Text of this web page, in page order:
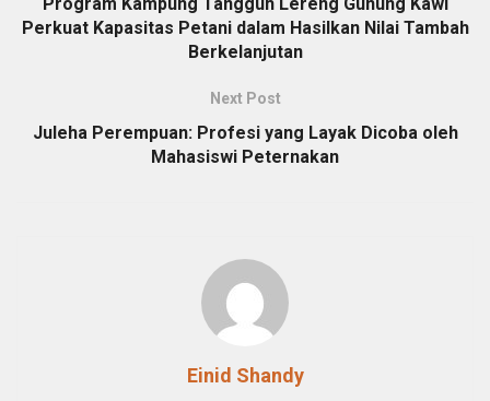
Perkuat Kapasitas Petani dalam Hasilkan Nilai Tambah
Berkelanjutan
Next Post
Juleha Perempuan: Profesi yang Layak Dicoba oleh
Mahasiswi Peternakan
Einid Shandy